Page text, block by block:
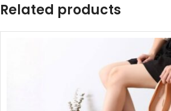
Related products